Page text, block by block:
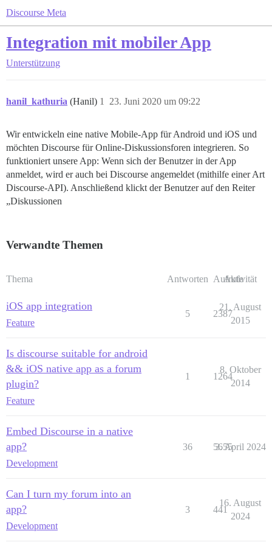
Discourse Meta
Integration mit mobiler App
Unterstützung
hanil_kathuria (Hanil) 23. Juni 2020 um 09:22
1
Wir entwickeln eine native Mobile-App für Android und iOS und
möchten Discourse für Online-Diskussionsforen integrieren. So
funktioniert unsere App: Wenn sich der Benutzer in der App
anmeldet, wird er auch bei Discourse angemeldet (mithilfe einer Art
Discourse-API). Anschließend klickt der Benutzer auf den Reiter
„Diskussionen
Verwandte Themen
Thema Antworten Aufrufe
Aktivität
iOS app integration
Feature
5 2387
21. August
2015
Is discourse suitable for android
&& iOS native app as a forum
plugin?
Feature
1 1264
8. Oktober
2014
Embed Discourse in a native
app?
Development
36 5655
3. April 2024
Can I turn my forum into an
app?
Development
3 441
16. August
2024